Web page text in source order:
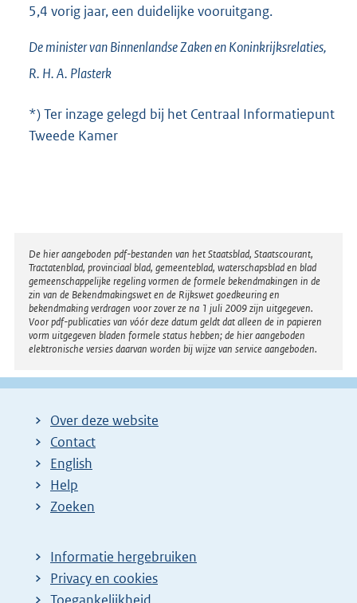
5,4 vorig jaar, een duidelijke vooruitgang.
De minister van Binnenlandse Zaken en Koninkrijksrelaties,
R. H. A. Plasterk
*) Ter inzage gelegd bij het Centraal Informatiepunt
Tweede Kamer
Disclaimer
De hier aangeboden pdf-bestanden van het Staatsblad, Staatscourant,
Tractatenblad, provinciaal blad, gemeenteblad, waterschapsblad en blad
gemeenschappelijke regeling vormen de formele bekendmakingen in de
zin van de Bekendmakingswet en de Rijkswet goedkeuring en
bekendmaking verdragen voor zover ze na 1 juli 2009 zijn uitgegeven.
Voor pdf-publicaties van vóór deze datum geldt dat alleen de in papieren
vorm uitgegeven bladen formele status hebben; de hier aangeboden
elektronische versies daarvan worden bij wijze van service aangeboden.
Over deze website
Contact
English
Help
Zoeken
Informatie hergebruiken
Privacy en cookies